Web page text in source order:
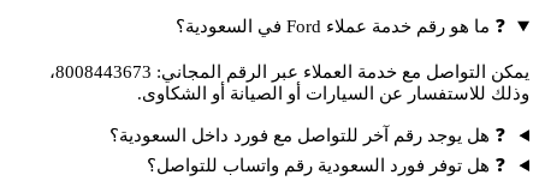
❓ ما هو رقم خدمة عملاء Ford في السعودية؟
يمكن التواصل مع خدمة العملاء عبر الرقم المجاني: 8008443673،
وذلك للاستفسار عن السيارات أو الصيانة أو الشكاوى.
❓ هل يوجد رقم آخر للتواصل مع فورد داخل السعودية؟
❓ هل توفر فورد السعودية رقم واتساب للتواصل؟